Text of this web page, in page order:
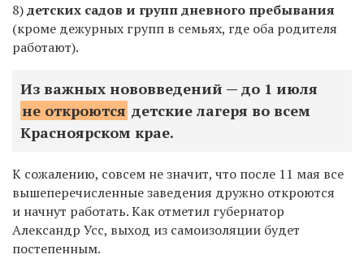
8)детских садов и групп дневного пребывания
(кроме дежурных групп в семьях, где оба родителя
работают).
Из важных нововведений — до 1 июля
не откроются детские лагеря во всем
Красноярском крае.
К сожалению, совсем не значит, что после 11 мая все
вышеперечисленные заведения дружно откроются
и начнут работать. Как отметил губернатор
Александр Усс, выход из самоизоляции будет
постепенным.